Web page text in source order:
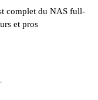
complet du NAS full-
et pros